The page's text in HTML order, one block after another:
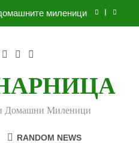
миленици
кучиња и мачки |
Домашни Миленици
RANDOM NEWS